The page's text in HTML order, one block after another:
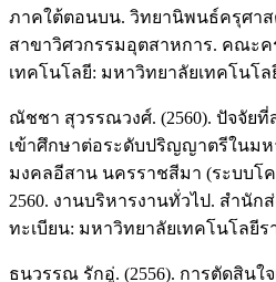
ภาคใต้ตอนบน. วิทยานิพนธ์ครุศา
สาขาวิศวกรรมอุตสาหการ. คณะ
เทคโนโลยี: มหาวิทยาลัยเทคโนโ
ณัชชา สุวรรณวงศ์. (2560). ปัจจัยที่
เข้าศึกษาต่อระดับปริญญาตรีในมห
มงคลอีสาน นครราชสีมา (ระบบโ
2560. งานบริหารงานทั่วไป. สำนัก
ทะเบียน: มหาวิทยาลัยเทคโนโลยี
ธนวรรณ รักอู่. (2556). การตัดสินใ